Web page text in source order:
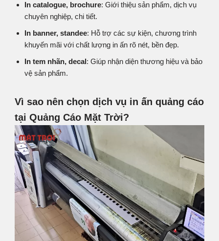
In catalogue, brochure: Giới thiệu sản phẩm, dịch vụ
chuyên nghiệp, chi tiết.
In banner, standee: Hỗ trợ các sự kiện, chương trình
khuyến mãi với chất lượng in ấn rõ nét, bền đẹp.
In tem nhãn, decal: Giúp nhận diện thương hiệu và bảo
vệ sản phẩm.
Vì sao nên chọn dịch vụ in ấn quảng cáo
tại Quảng Cáo Mặt Trời?